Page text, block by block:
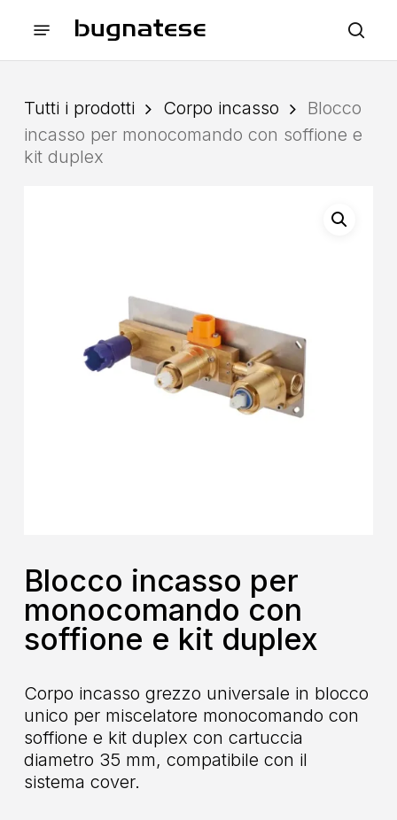
Menu
Tutti i prodotti Corpo incasso
Blocco
incasso per monocomando con soffione e
kit duplex
Blocco incasso per
monocomando con
soffione e kit duplex
Corpo incasso grezzo universale in blocco
unico per miscelatore monocomando con
soffione e kit duplex con cartuccia
diametro 35 mm, compatibile con il
sistema cover.